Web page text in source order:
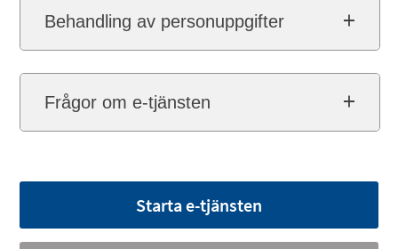
Behandling av personuppgifter
Frågor om e-tjänsten
Starta e-tjänsten